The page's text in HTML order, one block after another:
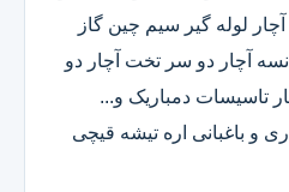
لوله گیر سیم چین گاز
آچار دو سر تخت آچار دو
تاسیسات دمباریک و...
و باغبانی اره تیشه قیچی